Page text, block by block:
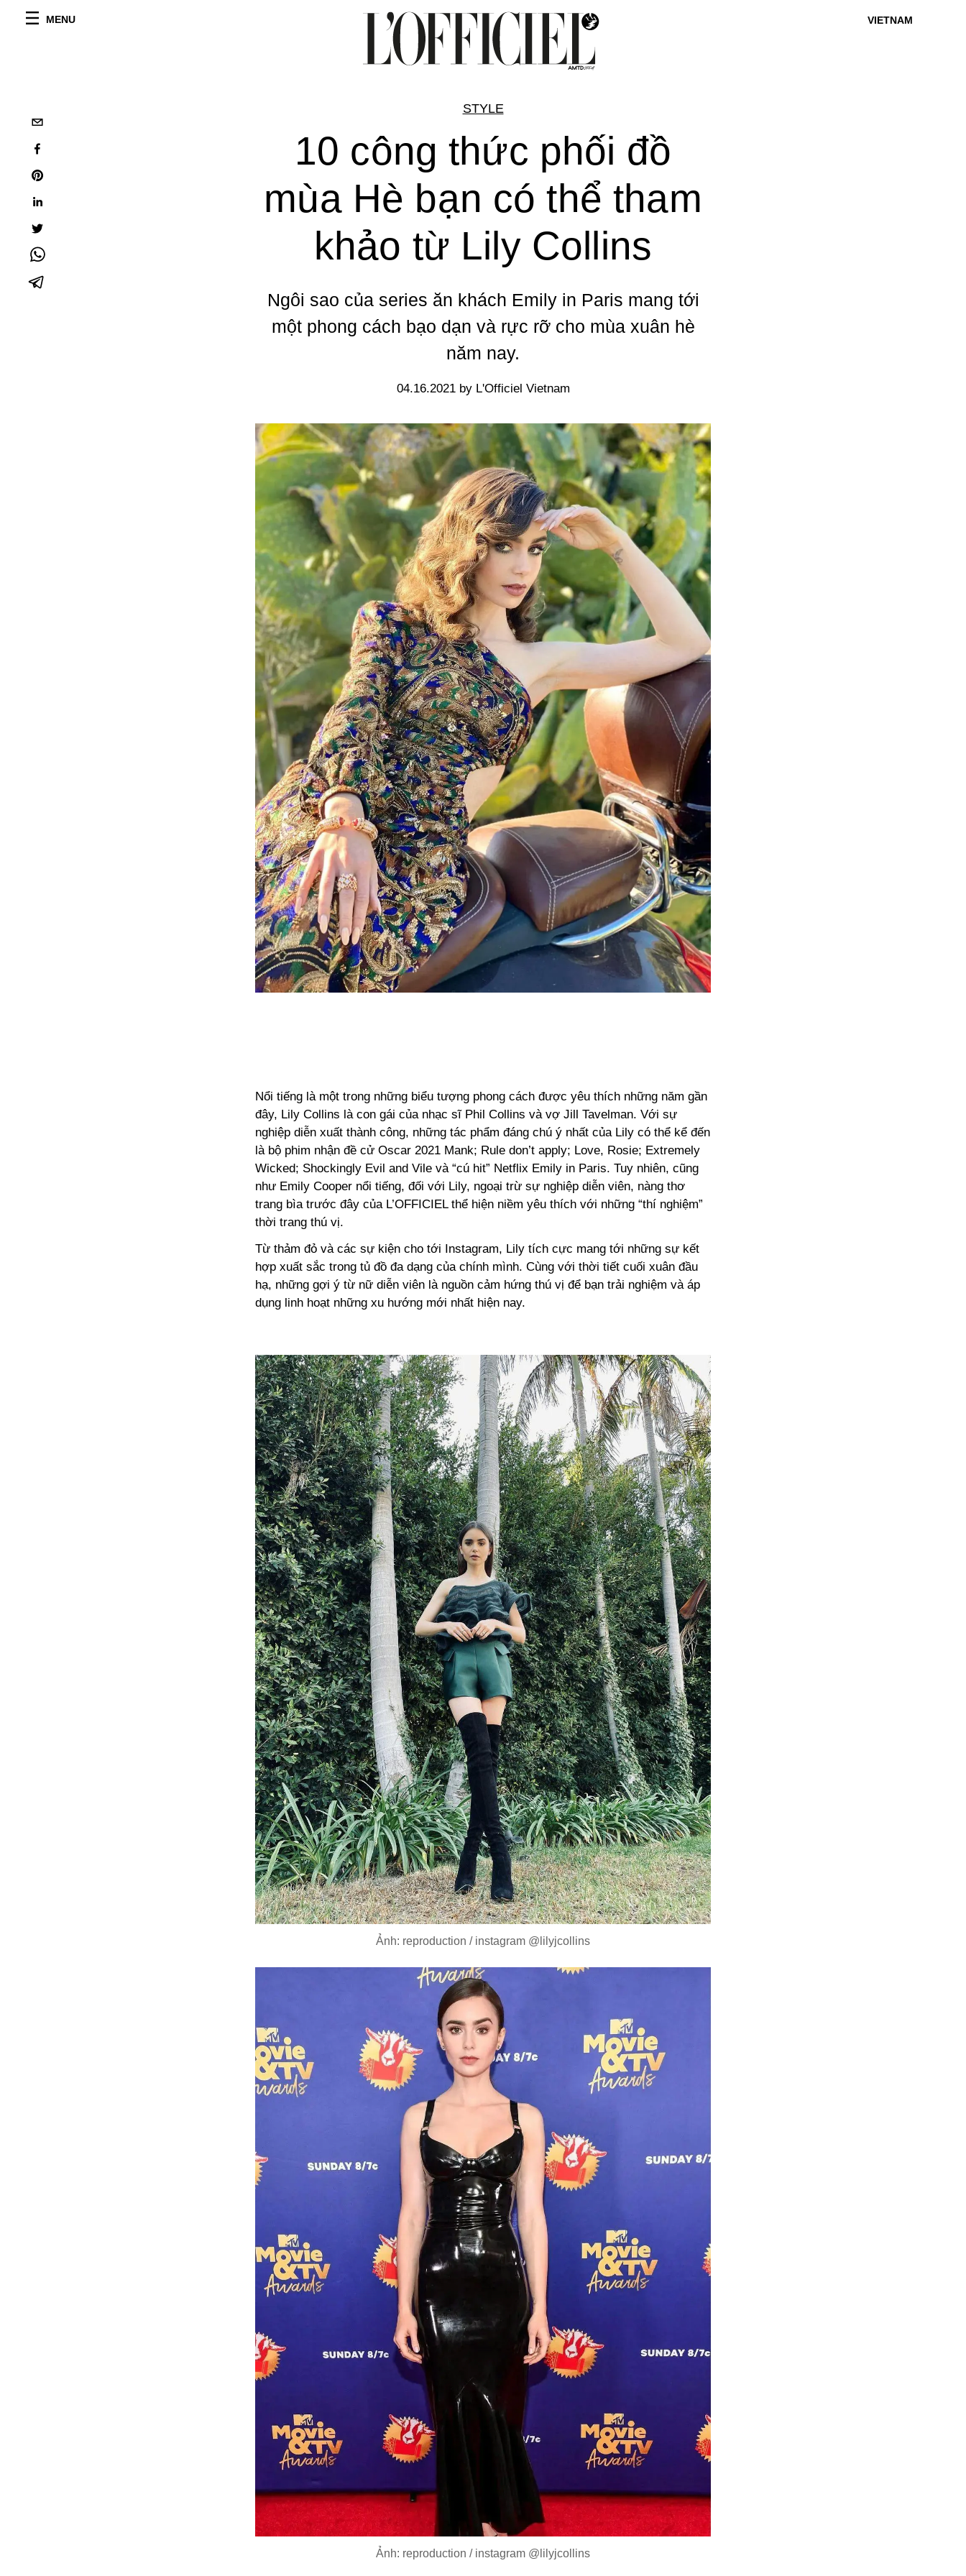
MENU VIETNAM
STYLE
10 công thức phối đồ
mùa Hè bạn có thể tham
khảo từ Lily Collins
Ngôi sao của series ăn khách Emily in Paris mang tới
một phong cách bạo dạn và rực rỡ cho mùa xuân hè
năm nay.
04.16.2021 by L'Officiel Vietnam
Nổi tiếng là một trong những biểu tượng phong cách được yêu thích những năm gần
đây, Lily Collins là con gái của nhạc sĩ Phil Collins và vợ Jill Tavelman. Với sự
nghiệp diễn xuất thành công, những tác phẩm đáng chú ý nhất của Lily có thể kể đến
là bộ phim nhận đề cử Oscar 2021 Mank; Rule don’t apply; Love, Rosie; Extremely
Wicked; Shockingly Evil and Vile và “cú hit” Netflix Emily in Paris. Tuy nhiên, cũng
như Emily Cooper nổi tiếng, đối với Lily, ngoại trừ sự nghiệp diễn viên, nàng thơ
trang bìa trước đây của L’OFFICIEL thể hiện niềm yêu thích với những “thí nghiệm”
thời trang thú vị.
Từ thảm đỏ và các sự kiện cho tới Instagram, Lily tích cực mang tới những sự kết
hợp xuất sắc trong tủ đồ đa dạng của chính mình. Cùng với thời tiết cuối xuân đầu
hạ, những gợi ý từ nữ diễn viên là nguồn cảm hứng thú vị để bạn trải nghiệm và áp
dụng linh hoạt những xu hướng mới nhất hiện nay.
Ảnh: reproduction / instagram @lilyjcollins
Ảnh: reproduction / instagram @lilyjcollins